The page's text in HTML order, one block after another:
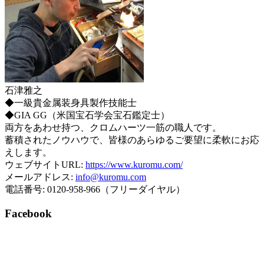
石津雅之
◆一級貴金属装身具製作技能士
◆GIA GG（米国宝石学会宝石鑑定士）
両方をあわせ持つ、クロムハーツ一筋の職人です。
蓄積されたノウハウで、皆様のあらゆるご要望に柔軟にお応
えします。
ウェブサイトURL: https://www.kuromu.com/
メールアドレス: info@kuromu.com
電話番号: 0120-958-966（フリーダイヤル）
Facebook